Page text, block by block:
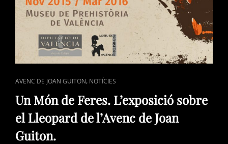
CAT
LINKS
AVENC DE JOAN GUITON, NOTÍCIES
Un Món de Feres. L’exposició sobre
el Lleopard de l’Avenc de Joan
Guiton.